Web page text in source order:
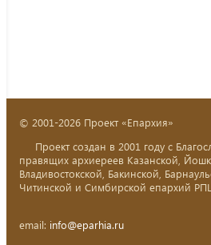
© 2001-2026 Проект «Епархия»
Проект создан в 2001 году с
правящих архиереев Казанской,
Владивостокской, Бакинской,
Читинской и Симбирской епархий
email: info@eparhia.ru